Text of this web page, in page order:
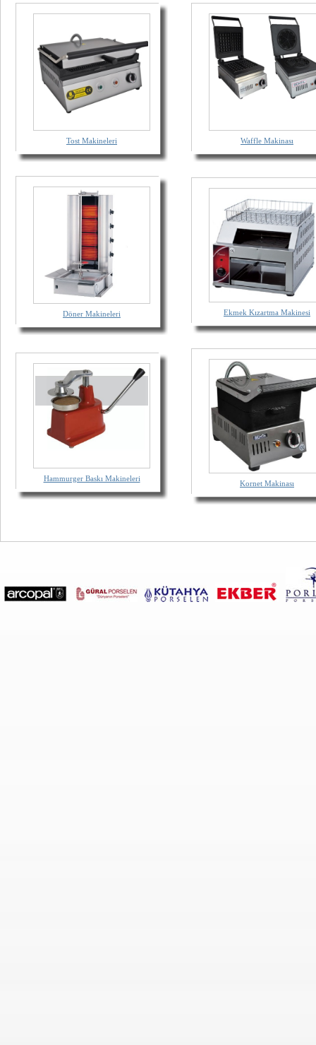
Tost Makineleri Waffle Makinası
Döner Makineleri Ekmek Kızartma Makinesi
Hammurger Baskı Makineleri
Kornet Makinası